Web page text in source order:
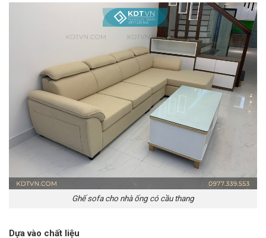
Ghế sofa cho nhà ống có cầu thang
Dựa vào chất liệu